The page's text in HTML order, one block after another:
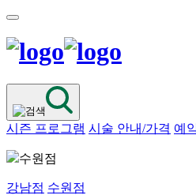
시즌 프로그램 시술 안내/가격 예
수원점
강남점 수원점